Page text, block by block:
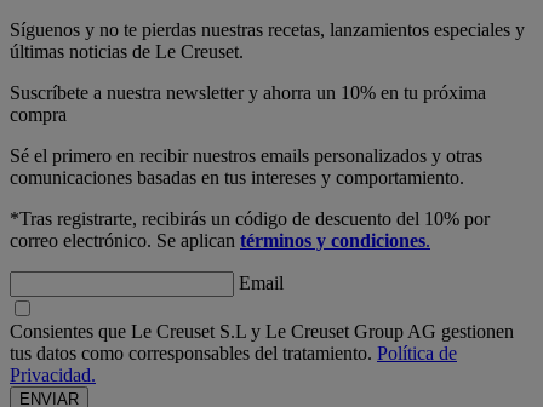
Síguenos y no te pierdas nuestras recetas, lanzamientos especiales y
últimas noticias de Le Creuset.
Suscríbete a nuestra newsletter y ahorra un 10% en tu próxima
compra
Sé el primero en recibir nuestros emails personalizados y otras
comunicaciones basadas en tus intereses y comportamiento.
*Tras registrarte, recibirás un código de descuento del 10% por
correo electrónico. Se aplican términos y condiciones.
Email
Consientes que Le Creuset S.L y Le Creuset Group AG gestionen
tus datos como corresponsables del tratamiento. Política de
Privacidad.